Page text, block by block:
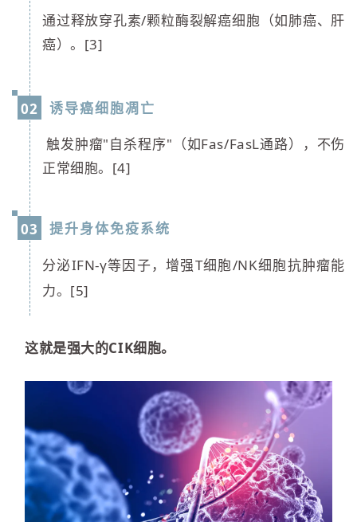
通过释放穿孔素/颗粒酶裂解癌细胞（如肺癌、肝
癌）。[3]
02
诱导癌细胞凋亡
触发肿瘤"自杀程序"（如Fas/FasL通路），不伤
正常细胞。[4]
03
提升身体免疫系统
分泌IFN-γ等因子，增强T细胞/NK细胞抗肿瘤能
力。[5]
这就是强大的CIK细胞。